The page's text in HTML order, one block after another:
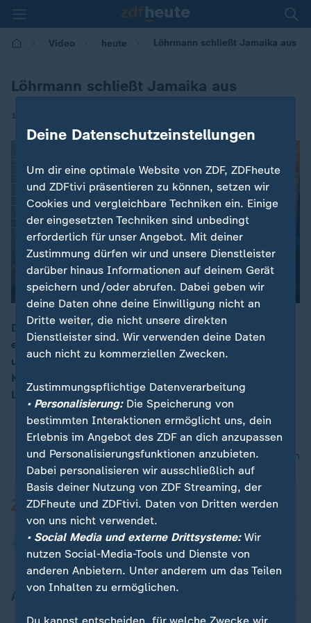
Video heute Löhrmann schließt Jamaika aus
Löhrmann schließt Jamaika aus
14.05.2017 | 19:00
00:04
Die Wähler in Nordrhein-Westfalen haben den Grünen
einen Denkzettel verpasst. Regieren könnte die Partei
um Spitzenkandidatin Sylvia Löhrmann nur in einer
Koalition mit CDU und FDP. Doch das schließt
Löhrmann aus.
nach oben
Deine Datenschutzeinstellungen
Um dir eine optimale Website von ZDF, ZDFheute
und ZDFtivi präsentieren zu können, setzen wir
Cookies und vergleichbare Techniken ein. Einige
der eingesetzten Techniken sind unbedingt
erforderlich für unser Angebot. Mit deiner
Zustimmung dürfen wir und unsere Dienstleister
darüber hinaus Informationen auf deinem Gerät
speichern und/oder abrufen. Dabei geben wir
deine Daten ohne deine Einwilligung nicht an
Dritte weiter, die nicht unsere direkten
Dienstleister sind. Wir verwenden deine Daten
auch nicht zu kommerziellen Zwecken.
Zustimmungspflichtige Datenverarbeitung
• Personalisierung:Die Speicherung von
bestimmten Interaktionen ermöglicht uns, dein
Erlebnis im Angebot des ZDF an dich anzupassen
und Personalisierungsfunktionen anzubieten.
Dabei personalisieren wir ausschließlich auf
Basis deiner Nutzung von ZDF Streaming, der
ZDFheute und ZDFtivi. Daten von Dritten werden
von uns nicht verwendet.
• Social Media und externe Drittsysteme:Wir
nutzen Social-Media-Tools und Dienste von
anderen Anbietern. Unter anderem um das Teilen
von Inhalten zu ermöglichen.